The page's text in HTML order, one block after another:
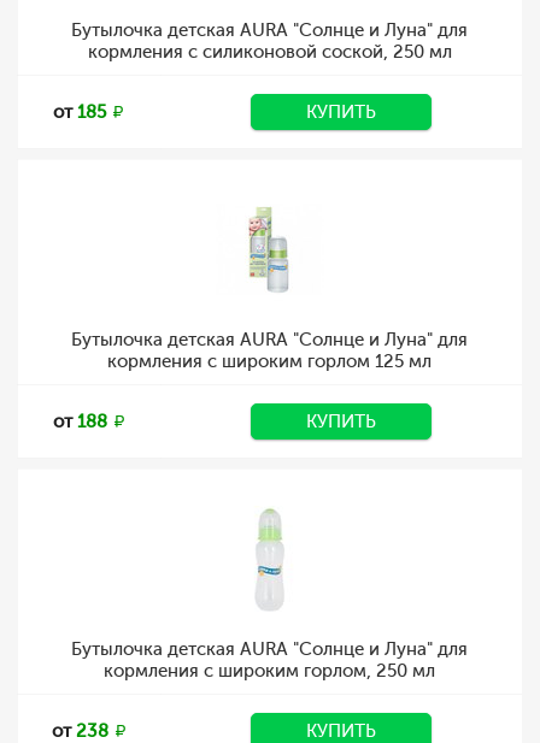
Бутылочка детская AURA "Солнце и Луна" для
кормления с силиконовой соской, 250 мл
от185 КУПИТЬ
Бутылочка детская AURA "Солнце и Луна" для
кормления с широким горлом 125 мл
от188 КУПИТЬ
Бутылочка детская AURA "Солнце и Луна" для
кормления с широким горлом, 250 мл
от238 КУПИТЬ